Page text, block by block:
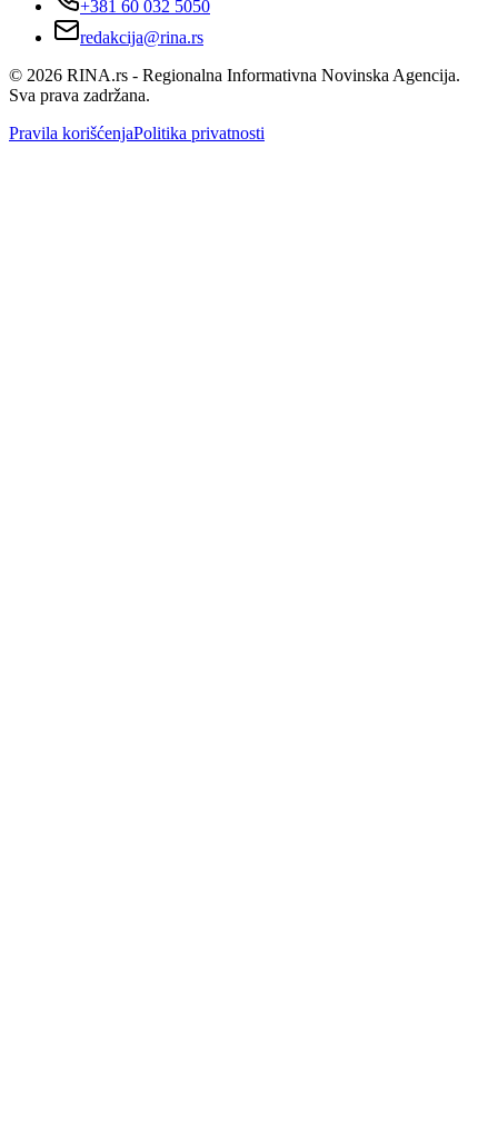
+381 60 032 5050
redakcija@rina.rs
© 2026 RINA.rs - Regionalna Informativna Novinska Agencija.
Sva prava zadržana.
Pravila korišćenjaPolitika privatnosti